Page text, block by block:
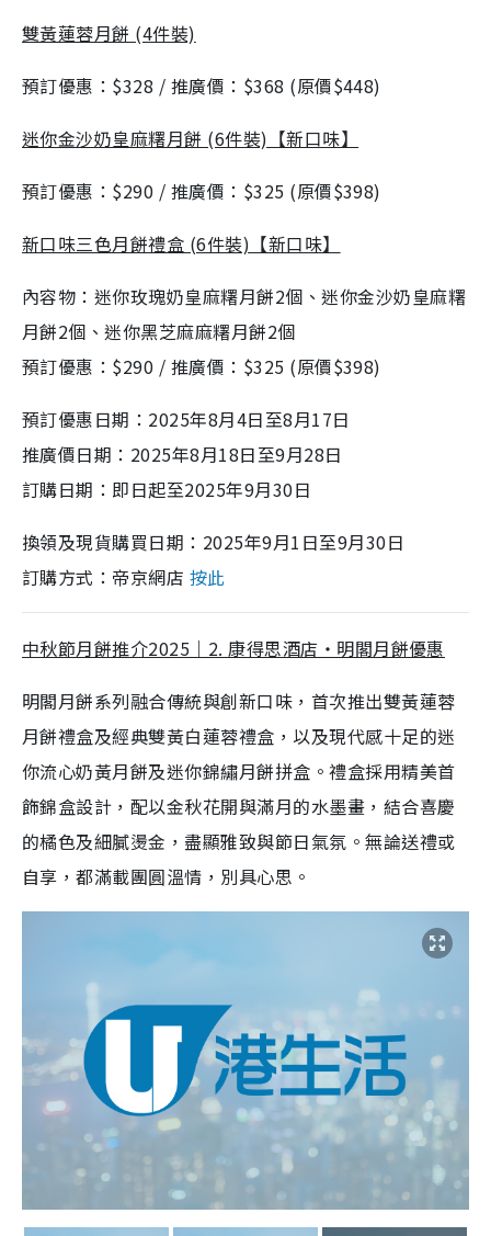
雙黃蓮蓉月餅 (4件裝)
預訂優惠：$328 / 推廣價：$368 (原價$448)
迷你金沙奶皇麻糬月餅 (6件裝)【新口味】
預訂優惠：$290 / 推廣價：$325 (原價$398)
新口味三色月餅禮盒 (6件裝)【新口味】
內容物：迷你玫瑰奶皇麻糬月餅2個、迷你金沙奶皇麻糬
月餅2個、迷你黑芝麻麻糬月餅2個
預訂優惠：$290 / 推廣價：$325 (原價$398)
預訂優惠日期：2025年8月4日至8月17日
推廣價日期：2025年8月18日至9月28日
訂購日期：即日起至2025年9月30日
換領及現貨購買日期：2025年9月1日至9月30日
訂購方式：帝京網店 按此
中秋節月餅推介2025｜2. 康得思酒店・明閣月餅優惠
明閣月餅系列融合傳統與創新口味，首次推出雙黃蓮蓉
月餅禮盒及經典雙黃白蓮蓉禮盒，以及現代感十足的迷
你流心奶黃月餅及迷你錦繡月餅拼盒。禮盒採用精美首
飾錦盒設計，配以金秋花開與滿月的水墨畫，結合喜慶
的橘色及細膩燙金，盡顯雅致與節日氣氛。無論送禮或
自享，都滿載團圓溫情，別具心思。